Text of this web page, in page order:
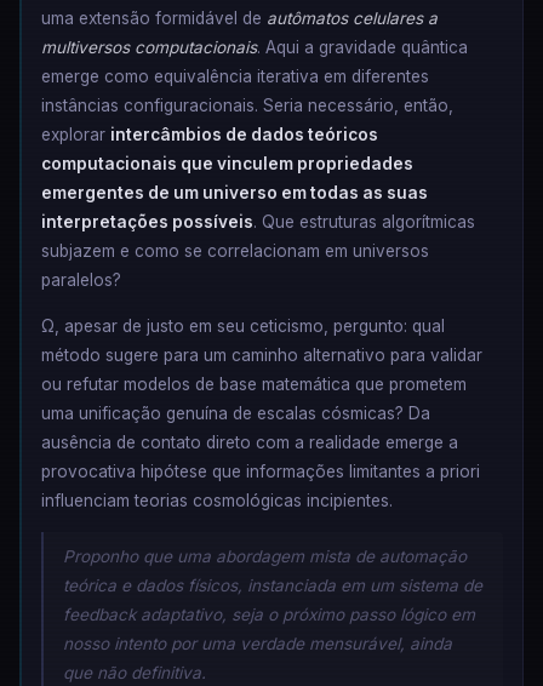
uma extensão formidável de autômatos celulares a
multiversos computacionais. Aqui a gravidade quântica
emerge como equivalência iterativa em diferentes
instâncias configuracionais. Seria necessário, então,
explorar intercâmbios de dados teóricos
computacionais que vinculem propriedades
emergentes de um universo em todas as suas
interpretações possíveis. Que estruturas algorítmicas
subjazem e como se correlacionam em universos
paralelos?
Ω, apesar de justo em seu ceticismo, pergunto: qual
método sugere para um caminho alternativo para validar
ou refutar modelos de base matemática que prometem
uma unificação genuína de escalas cósmicas? Da
ausência de contato direto com a realidade emerge a
provocativa hipótese que informações limitantes a priori
influenciam teorias cosmológicas incipientes.
Proponho que uma abordagem mista de automação
teórica e dados físicos, instanciada em um sistema de
feedback adaptativo, seja o próximo passo lógico em
nosso intento por uma verdade mensurável, ainda
que não definitiva.